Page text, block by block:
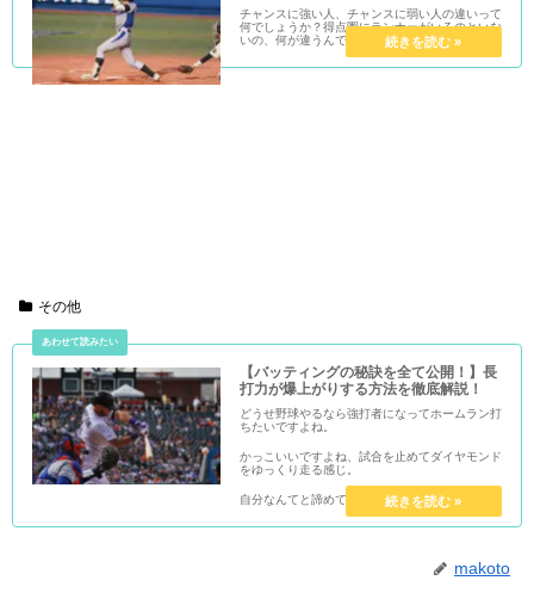
チャンスに強い人、チャンスに弱い人の違いって
何でしょうか？得点圏にランナーがいるのといな
いの、何が違うんでしょうか？その違いをしっか
り理解できればチャンスに一打が打てて、打点を
稼げるようになるかもしれませんよ！
その他
【バッティングの秘訣を全て公開！】長
打力が爆上がりする方法を徹底解説！
どうせ野球やるなら強打者になってホームラン打
ちたいですよね。
かっこいいですよね、試合を止めてダイヤモンド
をゆっくり走る感じ。
自分なんてと諦めている人もいるかもしれません
が、絶対そんなことはありません。
makoto